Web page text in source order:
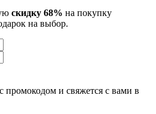
скидку 68% на покупку
на выбор.
промокодом и свяжется с вами в